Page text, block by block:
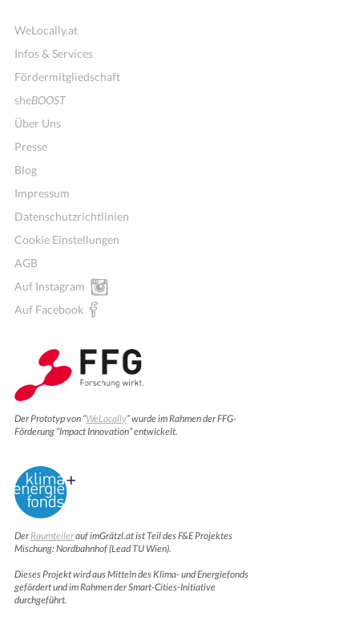
Mitglieder für Vereine, Initiativen
WeLocally.at
Infos & Services
Fördermitgliedschaft
sheBOOST
Über Uns
Presse
Blog
Impressum
Datenschutzrichtlinien
Cookie Einstellungen
AGB
Auf Instagram
Auf Facebook
Der Prototyp von “WeLocally” wurde im Rahmen der FFG-
Förderung “Impact Innovation” entwickelt.
DerRaumteilerauf imGrätzl.at ist Teil des F&E Projektes
Mischung: Nordbahnhof (Lead TU Wien).
Dieses Projekt wird aus Mitteln des Klima- und Energiefonds
gefördert und im Rahmen der Smart-Cities-Initiative
durchgeführt.